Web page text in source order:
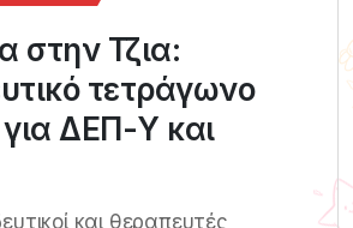
στην Τζια:
τετράγωνο
ΔΕΠ-Υ και
και θεραπευτές